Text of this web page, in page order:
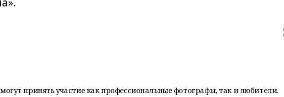
принять участие как профессиональные фотографы, так и любители.